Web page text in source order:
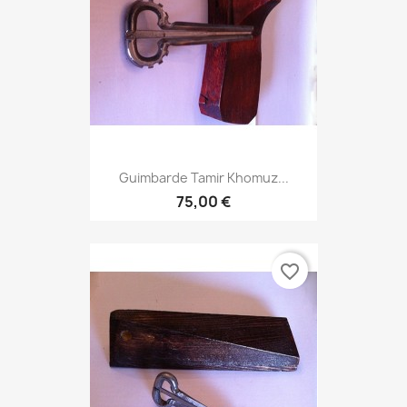
Guimbarde Tamir Khomuz...
75,00 €
favorite_border